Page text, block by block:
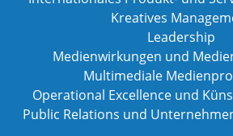
Kreatives
Leadership
Medienwirkungen und
Multimediale
Operational Excellence und
Public Relations und